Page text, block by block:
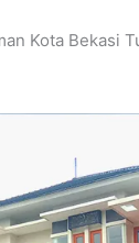
Kota Bekasi